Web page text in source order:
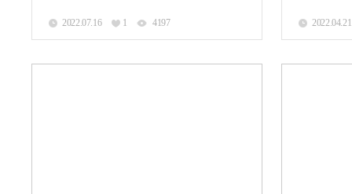
2022.07.16 1 4197 2022.04.21